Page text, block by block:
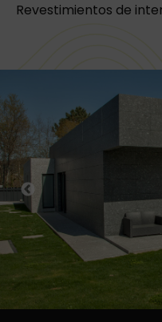
Revestimientos de
Previous